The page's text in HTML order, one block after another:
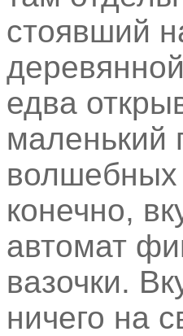
стоявший
едва
маленький
волшебных
конечно,
автомат
вазочки.
ничего на